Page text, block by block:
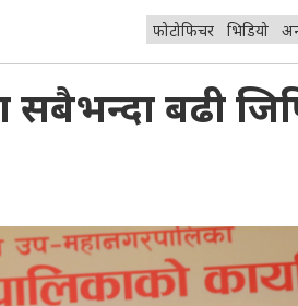
फोटोफिचर भिडियो
सबैभन्दा बढी